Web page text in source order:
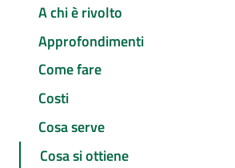
A chi è rivolto
Approfondimenti
Come fare
Costi
Cosa serve
Cosa si ottiene